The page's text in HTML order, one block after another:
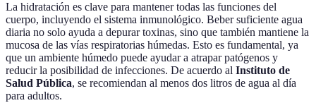
La hidratación es clave para mantener todas las funciones del
cuerpo, incluyendo el sistema inmunológico. Beber suficiente agua
diaria no solo ayuda a depurar toxinas, sino que también mantiene la
mucosa de las vías respiratorias húmedas. Esto es fundamental, ya
que un ambiente húmedo puede ayudar a atrapar patógenos y
reducir la posibilidad de infecciones. De acuerdo al Instituto de
Salud Pública, se recomiendan al menos dos litros de agua al día
para adultos.